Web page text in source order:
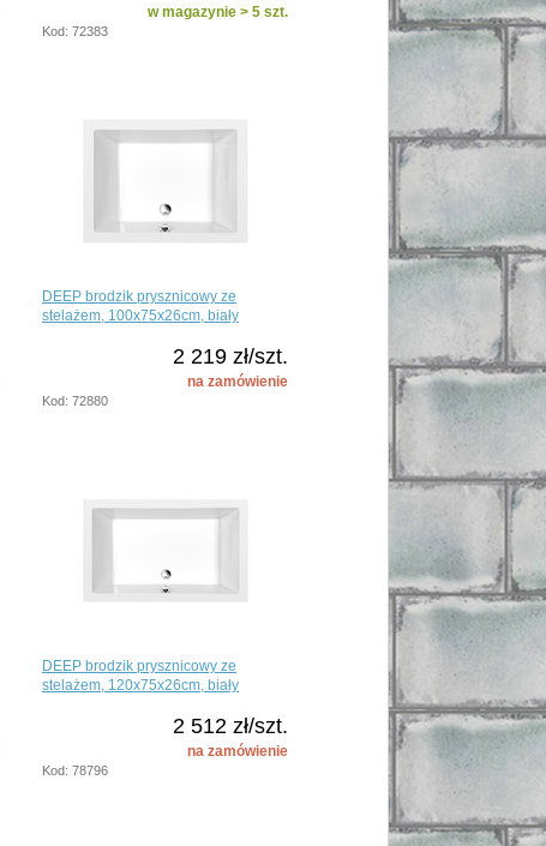
w magazynie > 5 szt.
Kod: 72383
DEEP brodzik prysznicowy ze
stelażem, 100x75x26cm, biały
2 219 zł/szt.
na zamówienie
Kod: 72880
DEEP brodzik prysznicowy ze
stelażem, 120x75x26cm, biały
2 512 zł/szt.
na zamówienie
Kod: 78796